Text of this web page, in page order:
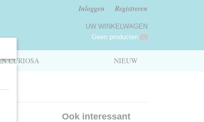
Inloggen Registreren
UW WINKELWAGEN
Geen producten (0)
NIEUW
CURIOSA
Ook interessant